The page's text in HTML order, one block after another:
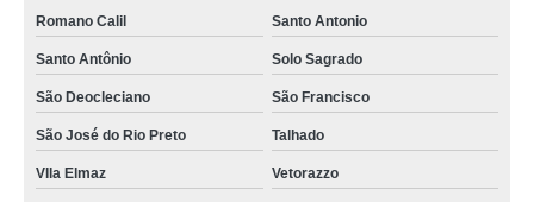
Romano Calil Santo Antonio
Santo Antônio Solo Sagrado
São Deocleciano São Francisco
São José do Rio Preto Talhado
VIla Elmaz Vetorazzo